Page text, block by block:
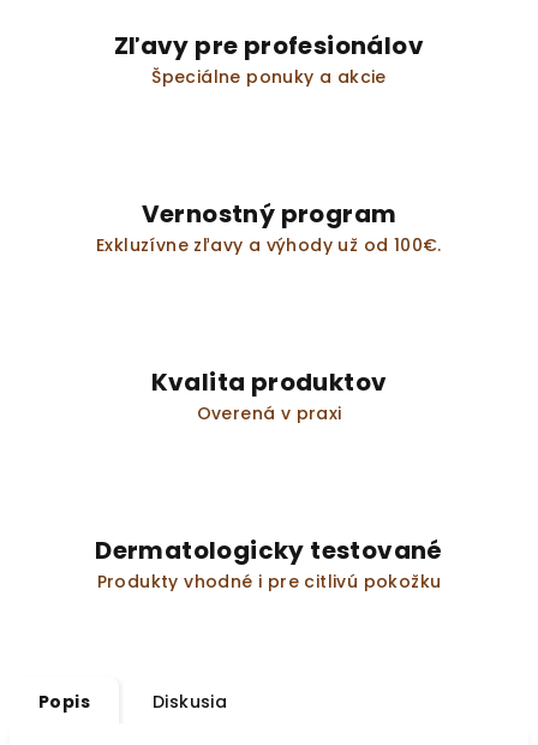
Zľavy pre profesionálov
Špeciálne ponuky a akcie
Vernostný program
Exkluzívne zľavy a výhody už od 100€.
Kvalita produktov
Overená v praxi
Dermatologicky testované
Produkty vhodné i pre citlivú pokožku
Popis Diskusia